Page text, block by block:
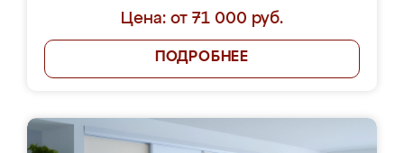
Цена: от 71 000 руб.
ПОДРОБНЕЕ